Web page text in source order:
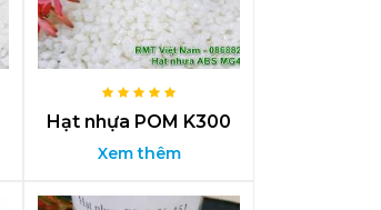
Hạt nhựa POM K300
Xem thêm